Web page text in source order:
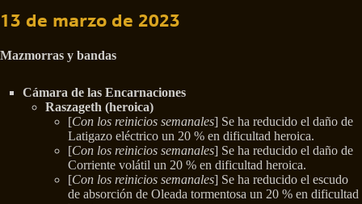
13 de marzo de 2023
Mazmorras y bandas
Cámara de las Encarnaciones
Raszageth (heroica)
[Con los reinicios semanales] Se ha reducido el daño de
Latigazo eléctrico un 20 % en dificultad heroica.
[Con los reinicios semanales] Se ha reducido el daño de
Corriente volátil un 20 % en dificultad heroica.
[Con los reinicios semanales] Se ha reducido el escudo
de absorción de Oleada tormentosa un 20 % en dificultad